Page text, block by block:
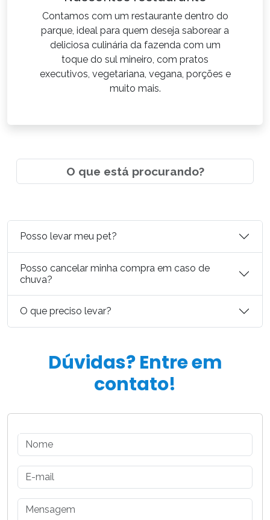
Contamos com um restaurante dentro do
parque, ideal para quem deseja saborear a
deliciosa culinária da fazenda com um
toque do sul mineiro, com pratos
executivos, vegetariana, vegana, porções e
muito mais.
Posso levar meu pet?
Posso cancelar minha compra em caso de
chuva?
O que preciso levar?
Dúvidas? Entre em
contato!
Fields
Fields
Fields